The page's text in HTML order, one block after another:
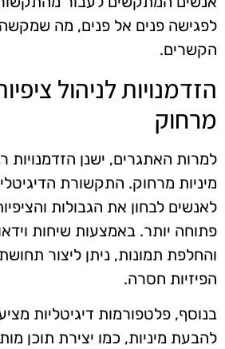
לפגישה פנים אל פנים, מה
הקשרים.
הזדמנויות לניהול
מרחוק
למרות האתגרים, ישנן הזדמנויות
מיניות מרחוק. התקשורת
לאנשים לבחון את הגבולות
פתוחה יותר. באמצעות שיחות
והחלפת תמונות, ניתן ליצור
הפיזיות חסרה.
בנוסף, פלטפורמות דיגיטליות
להבעת מיניות, כמו יצירת תוכן